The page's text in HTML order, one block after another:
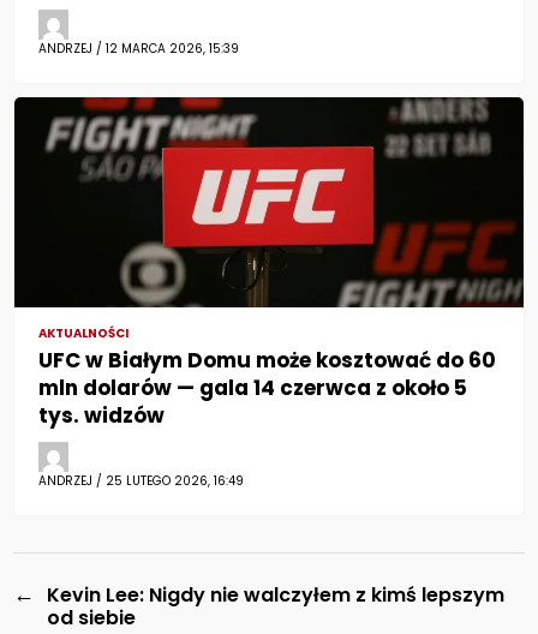
ANDRZEJ / 12 MARCA 2026, 15:39
AKTUALNOŚCI
UFC w Białym Domu może kosztować do 60
mln dolarów — gala 14 czerwca z około 5
tys. widzów
ANDRZEJ / 25 LUTEGO 2026, 16:49
←
Kevin Lee: Nigdy nie walczyłem z kimś lepszym
od siebie